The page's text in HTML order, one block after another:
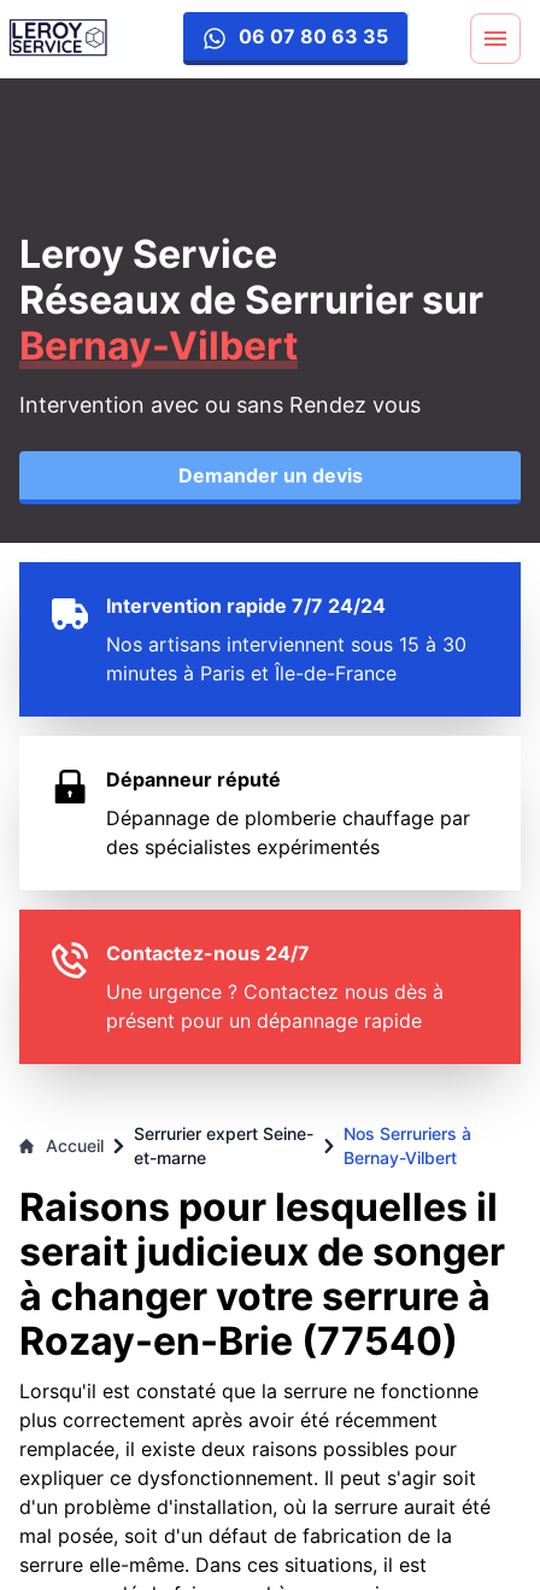
06 07 80 63 35
Leroy Service
Réseaux de Serrurier sur
Bernay-Vilbert
Intervention avec ou sans Rendez vous
Demander un devis
Intervention rapide 7/7 24/24
Nos artisans interviennent sous 15 à 30
minutes à Paris et Île-de-France
Dépanneur réputé
Dépannage de plomberie chauffage par
des spécialistes expérimentés
Contactez-nous 24/7
Une urgence ? Contactez nous dès à
présent pour un dépannage rapide
Accueil
Serrurier expert Seine-
et-marne
Nos Serruriers à
Bernay-Vilbert
Raisons pour lesquelles il
serait judicieux de songer
à changer votre serrure à
Rozay-en-Brie (77540)
Lorsqu'il est constaté que la serrure ne fonctionne
plus correctement après avoir été récemment
remplacée, il existe deux raisons possibles pour
expliquer ce dysfonctionnement. Il peut s'agir soit
d'un problème d'installation, où la serrure aurait été
mal posée, soit d'un défaut de fabrication de la
serrure elle-même. Dans ces situations, il est